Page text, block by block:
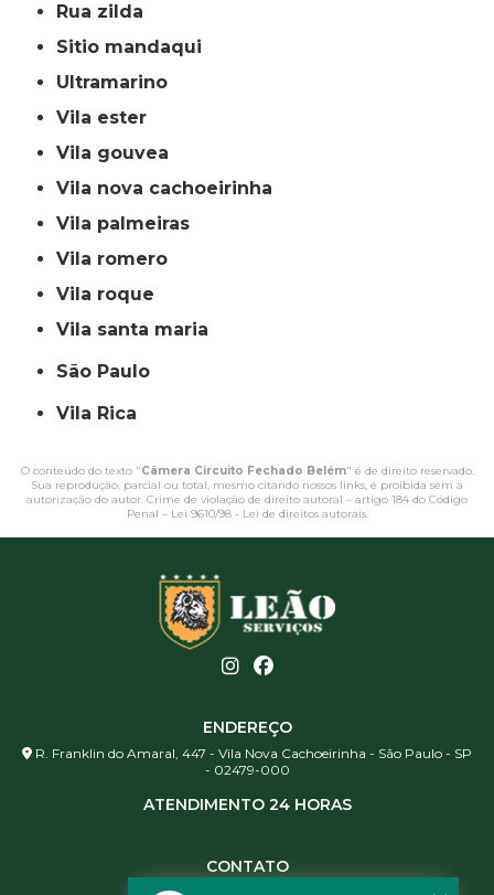
rua zilda
sitio mandaqui
ultramarino
vila ester
vila gouvea
vila nova cachoeirinha
vila palmeiras
vila romero
vila roque
vila santa maria
São Paulo
Vila Rica
O conteúdo do texto "Câmera Circuito Fechado Belém" é de direito reservado.
Sua reprodução, parcial ou total, mesmo citando nossos links, é proibida sem a
autorização do autor. Crime de violação de direito autoral – artigo 184 do Código
Penal – Lei 9610/98 - Lei de direitos autorais.
ENDEREÇO
R. Franklin do Amaral, 447 - Vila Nova Cachoeirinha - São Paulo - SP
- 02479-000
ATENDIMENTO 24 HORAS
CONTATO